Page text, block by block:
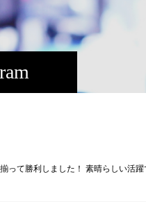
おめでとう！ 常勝無敵・難攻不落の不沈船、我等が師匠